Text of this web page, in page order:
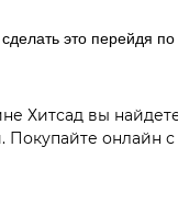
это перейдя
Хитсад вы
онлайн